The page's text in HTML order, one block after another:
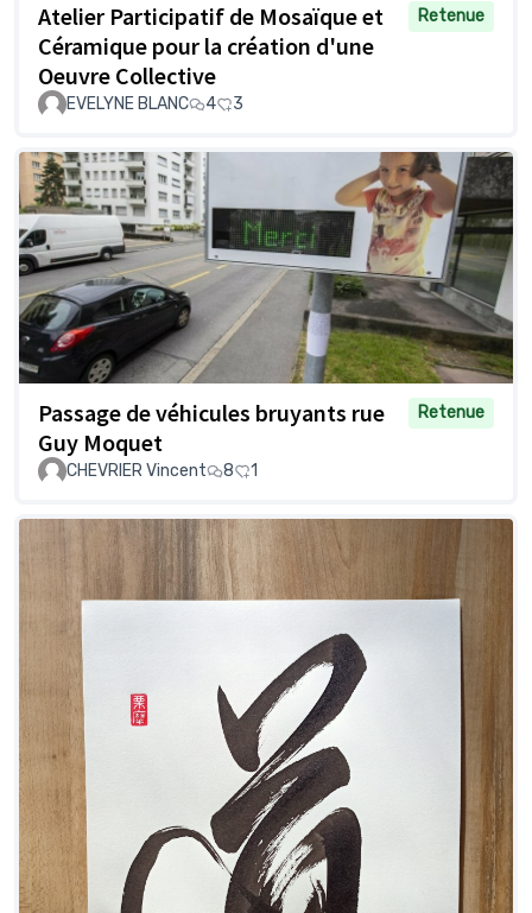
Atelier Participatif de Mosaïque et
Céramique pour la création d'une
Oeuvre Collective
Retenue
EVELYNE BLANC 4 3
Passage de véhicules bruyants rue
Guy Moquet
Retenue
CHEVRIER Vincent 8 1